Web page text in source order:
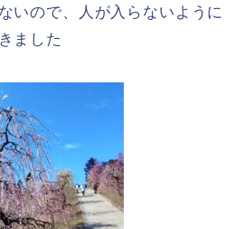
いので、人が入らないように
ました